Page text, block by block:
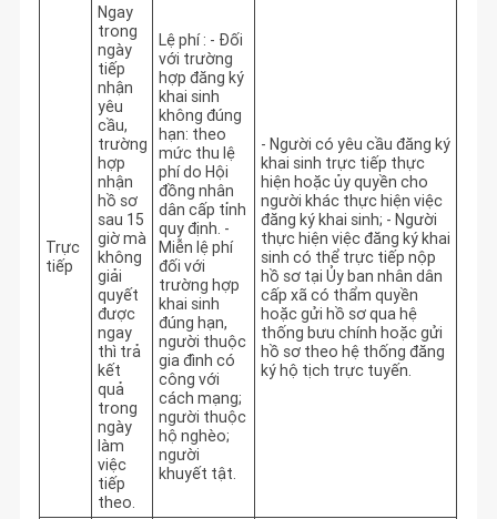
Trực
tiếp
Ngay
trong
ngày
tiếp
nhận
yêu
cầu,
trường
hợp
nhận
hồ sơ
sau 15
giờ mà
không
giải
quyết
được
ngay
thì trả
kết
quả
trong
ngày
làm
việc
tiếp
theo.
Lệ phí : - Đối
với trường
hợp đăng ký
khai sinh
không đúng
hạn: theo
mức thu lệ
phí do Hội
đồng nhân
dân cấp tỉnh
quy định. -
Miễn lệ phí
đối với
trường hợp
khai sinh
đúng hạn,
người thuộc
gia đình có
công với
cách mạng;
người thuộc
hộ nghèo;
người
khuyết tật.
- Người có yêu cầu đăng ký
khai sinh trực tiếp thực
hiện hoặc ủy quyền cho
người khác thực hiện việc
đăng ký khai sinh; - Người
thực hiện việc đăng ký khai
sinh có thể trực tiếp nộp
hồ sơ tại Ủy ban nhân dân
cấp xã có thẩm quyền
hoặc gửi hồ sơ qua hệ
thống bưu chính hoặc gửi
hồ sơ theo hệ thống đăng
ký hộ tịch trực tuyến.